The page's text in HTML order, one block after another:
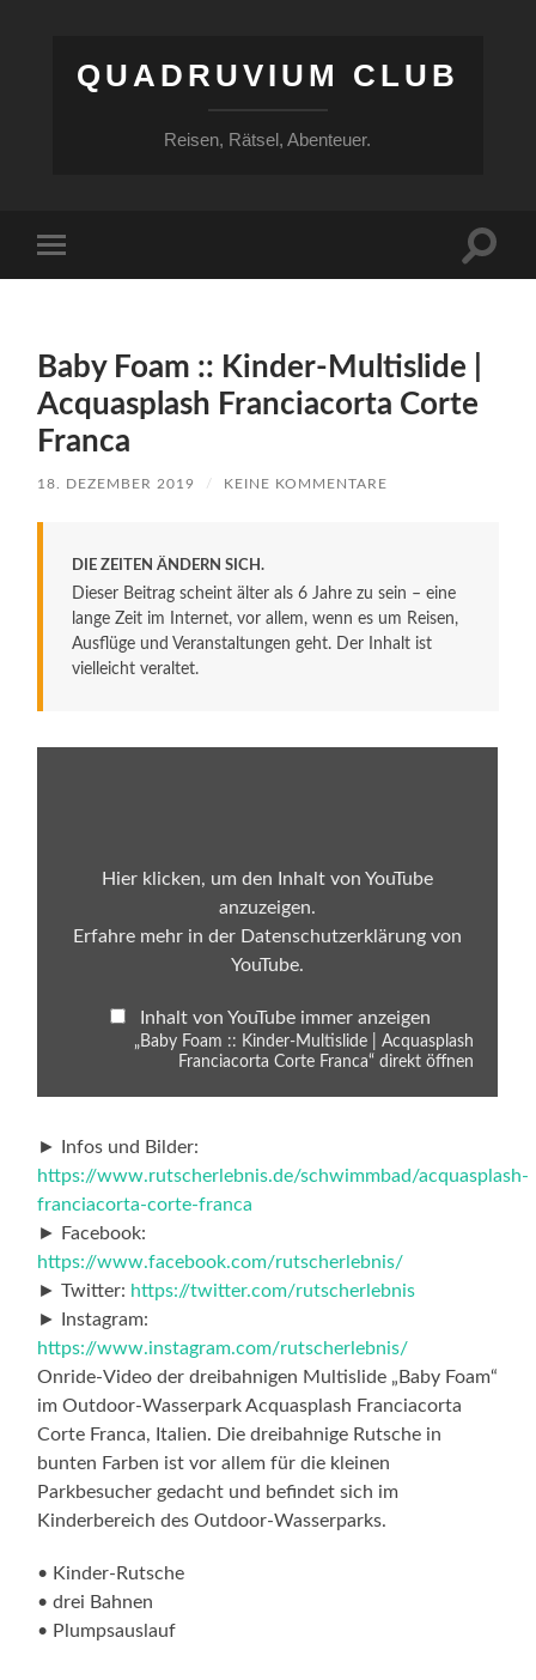
QUADRUVIUM CLUB
Reisen, Rätsel, Abenteuer.
Menü
Baby Foam :: Kinder-Multislide |
Acquasplash Franciacorta Corte
Franca
18. DEZEMBER 2019 / KEINE KOMMENTARE
DIE ZEITEN ÄNDERN SICH.
Dieser Beitrag scheint älter als 6 Jahre zu sein – eine
lange Zeit im Internet, vor allem, wenn es um Reisen,
Ausflüge und Veranstaltungen geht. Der Inhalt ist
vielleicht veraltet.
Acquasplash
Franciacorta
Franca“
Hier klicken, um den Inhalt von YouTube
anzuzeigen.
Erfahre mehr in der Datenschutzerklärung von
YouTube.
Inhalt von YouTube immer anzeigen
„Baby Foam :: Kinder-Multislide | Acquasplash
Franciacorta Corte Franca“ direkt öffnen
► Infos und Bilder:
https://www.rutscherlebnis.de/schwimmbad/acquasplash-
franciacorta-corte-franca
► Facebook:
https://www.facebook.com/rutscherlebnis/
► Twitter: https://twitter.com/rutscherlebnis
► Instagram:
https://www.instagram.com/rutscherlebnis/
Onride-Video der dreibahnigen Multislide „Baby Foam“
im Outdoor-Wasserpark Acquasplash Franciacorta
Corte Franca, Italien. Die dreibahnige Rutsche in
bunten Farben ist vor allem für die kleinen
Parkbesucher gedacht und befindet sich im
Kinderbereich des Outdoor-Wasserparks.
• Kinder-Rutsche
• drei Bahnen
• Plumpsauslauf